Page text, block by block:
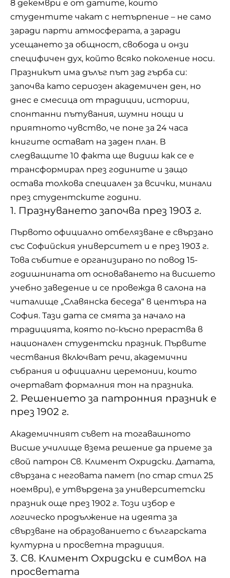
8 декември е от датите, които
студентите чакат с нетърпение – не само
заради парти атмосферата, а заради
усещането за общност, свобода и онзи
специфичен дух, който всяко поколение носи.
Празникът има дълъг път зад гърба си:
започва като сериозен академичен ден, но
днес е смесица от традиции, истории,
спонтанни пътувания, шумни нощи и
приятното чувство, че поне за 24 часа
книгите остават на заден план. В
следващите 10 факта ще видиш как се е
трансформирал през годините и защо
остава толкова специален за всички, минали
през студентските години.
1. Празнуването започва през 1903 г.
Първото официално отбелязване е свързано
със Софийския университет и е през 1903 г.
Това събитие е организирано по повод 15-
годишнината от основаването на висшето
учебно заведение и се провежда в салона на
читалище „Славянска беседа“ в центъра на
София. Тази дата се смята за начало на
традицията, която по-късно прераства в
национален студентски празник. Първите
чествания включват речи, академични
събрания и официални церемонии, които
очертават формалния тон на празника.
2. Решението за патронния празник е
през 1902 г.
Академичният съвет на тогавашното
Висше училище взема решение да приеме за
свой патрон Св. Климент Охридски. Датата,
свързана с неговата памет (по стар стил 25
ноември), е утвърдена за университетски
празник още през 1902 г. Този избор е
логическо продължение на идеята за
свързване на образованието с българската
културна и просветна традиция.
3. Св. Климент Охридски е символ на
просветата